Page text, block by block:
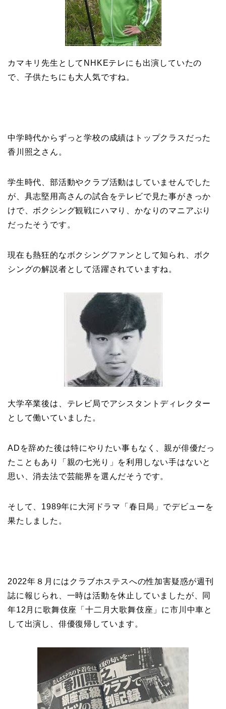
カマキリ先生としてNHKEテレにも出演していたの
で、子供たちにも大人気ですね。
中学時代からずっと学校の成績はトップクラスだった
香川照之さん。
学生時代、部活動やクラブ活動はしていませんでした
が、具志堅用高さんの試合をテレビで見た事がきっか
けで、ボクシング観戦にハマり、かなりのマニアぶり
だったそうです。
現在も熱狂的なボクシングファンとして知られ、ボク
シングの解説者として活躍されていますね。
大学卒業後は、テレビ局でアシスタントディレクター
として働いていました。
ADを辞めた後は特にやりたい事もなく、親が俳優だっ
たこともあり「親の七光り」を利用しない手はないと
思い、消去法で芸能界を選んだそうです。
そして、1989年に大河ドラマ「春日局」でデビューを
果たしました。
2022年８月にはクラブホステスへの性加害疑惑が週刊
誌に報じられ、一時は活動を休止していましたが、同
年12月に歌舞伎座「十二月大歌舞伎座」に市川中車と
して出演し、俳優復帰しています。